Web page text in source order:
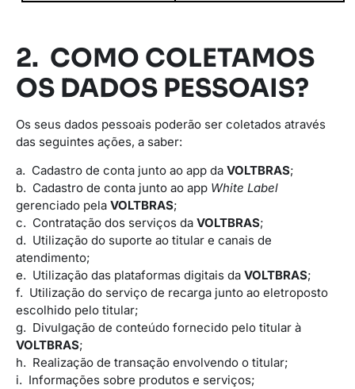
2. COMO COLETAMOS
OS DADOS PESSOAIS?
Os seus dados pessoais poderão ser coletados através
das seguintes ações, a saber:
a. Cadastro de conta junto ao app da VOLTBRAS;
b. Cadastro de conta junto ao app White Label
gerenciado pela VOLTBRAS;
c. Contratação dos serviços da VOLTBRAS;
d. Utilização do suporte ao titular e canais de
atendimento;
e. Utilização das plataformas digitais da VOLTBRAS;
f. Utilização do serviço de recarga junto ao eletroposto
escolhido pelo titular;
g. Divulgação de conteúdo fornecido pelo titular à
VOLTBRAS;
h. Realização de transação envolvendo o titular;
i. Informações sobre produtos e serviços;